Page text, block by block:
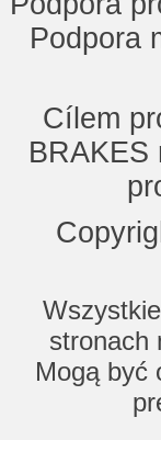
Podpora
Cílem
BRAKES
stronach
Mogą być